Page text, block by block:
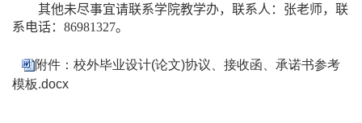
其他未尽事宜请联系学院教学办， 联系人： 张老师，联
系电话： 86981327。
附件：校外毕业设计(论文)协议、接收函、承诺书参考
模板.docx